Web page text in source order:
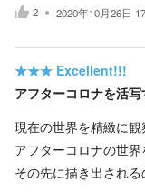
2 2020年10月26日
★★★ Excellent!!!
アフターコロナを活
現在の世界を精緻に
アフターコロナの世
その先に描き出され